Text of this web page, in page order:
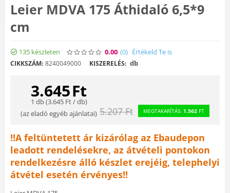
Leier MDVA 175 Áthidaló 6,5*9
cm
135 készleten 0.00 (0) Értékeld Te is
CIKKSZÁM: 8240049000 KISZERELÉS: db
3.645Ft
1 db (3.645Ft/ db)
(az eladó egyéb ajánlatai) 5.207 Ft MEGTAKARÍTÁS: 1.562 FT
!!A feltüntetett ár kizárólag az Ebaudepon
leadott rendelésekre, az átvételi pontokon
rendelkezésre álló készlet erejéig, telephelyi
átvétel esetén érvényes!!